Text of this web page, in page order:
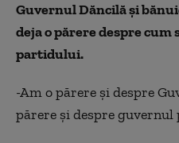
Guvernul Dăncilă şi
deja o părere despre
partidului.
-Am o părere şi despre
părere şi despre guvernul